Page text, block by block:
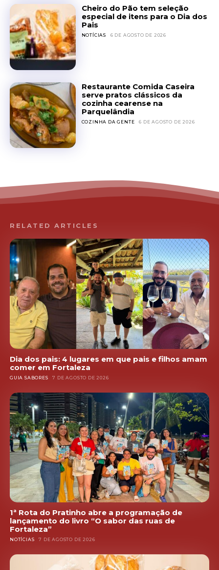
Cheiro do Pão tem seleção
especial de itens para o Dia dos
Pais
NOTÍCIAS 6 DE AGOSTO DE 2026
Restaurante Comida Caseira
serve pratos clássicos da
cozinha cearense na
Parquelândia
COZINHA DA GENTE 6 DE AGOSTO DE 2026
RELATED ARTICLES
Dia dos pais: 4 lugares em que pais e filhos amam
comer em Fortaleza
GUIA SABORES 7 DE AGOSTO DE 2026
1ª Rota do Pratinho abre a programação de
lançamento do livro “O sabor das ruas de
Fortaleza”
NOTÍCIAS 7 DE AGOSTO DE 2026